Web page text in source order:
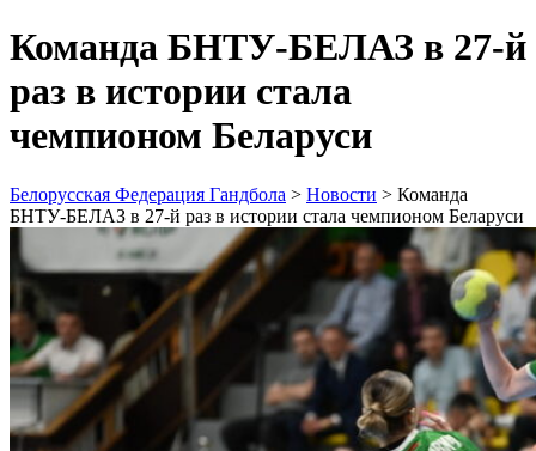
Команда БНТУ-БЕЛАЗ в 27-й
раз в истории стала
чемпионом Беларуси
Белорусская Федерация Гандбола > Новости > Команда
БНТУ-БЕЛАЗ в 27-й раз в истории стала чемпионом Беларуси